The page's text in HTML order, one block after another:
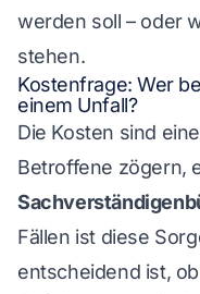
werden soll – oder
stehen.
Kostenfrage: Wer
einem Unfall?
Die Kosten sind
Betroffene zögern,
Fällen ist diese
entscheidend ist,